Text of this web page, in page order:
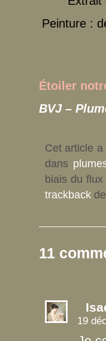
Peinture :
Étoiler
BVJ –
Cet article
dans
biais du flux
trackback
11
19